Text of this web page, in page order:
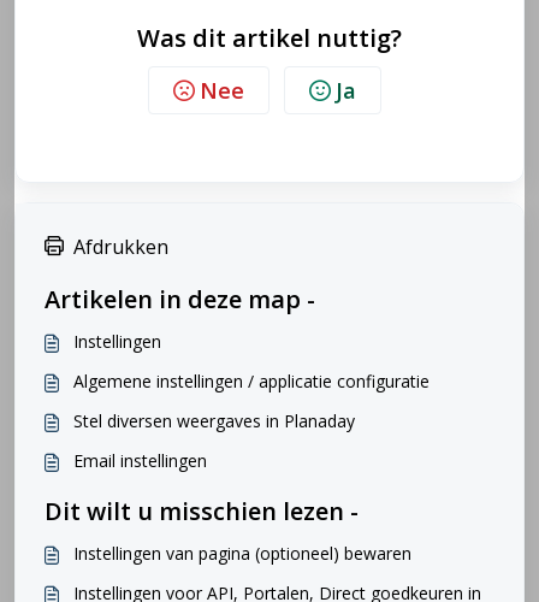
Was dit artikel nuttig?
Nee Ja
Afdrukken
Artikelen in deze map -
Instellingen
Algemene instellingen / applicatie configuratie
Stel diversen weergaves in Planaday
Email instellingen
Dit wilt u misschien lezen -
Instellingen van pagina (optioneel) bewaren
Instellingen voor API, Portalen, Direct goedkeuren in